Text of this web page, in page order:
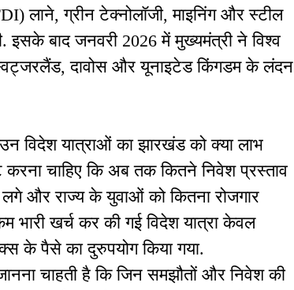
लाने, ग्रीन टेक्नोलॉजी, माइनिंग और स्टील
इसके बाद जनवरी 2026 में मुख्यमंत्री ने विश्व
दावोस और यूनाइटेड किंगडम के लंदन
विदेश यात्राओं का झारखंड को क्या लाभ
करना चाहिए कि अब तक कितने निवेश प्रस्ताव
और राज्य के युवाओं को कितना रोजगार
भारी खर्च कर की गई विदेश यात्रा केवल
के पैसे का दुरुपयोग किया गया.
चाहती है कि जिन समझौतों और निवेश की